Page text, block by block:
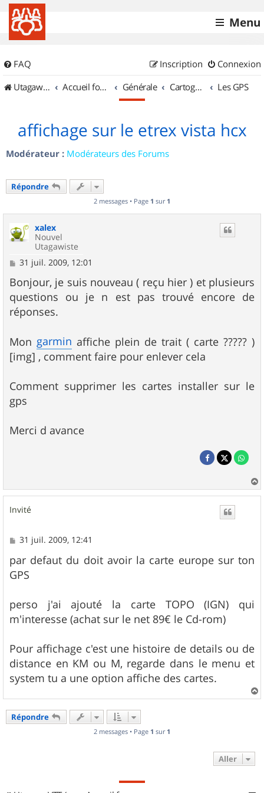
Menu
FAQ Connexion
Inscription
UtagawaVTT (Randos VTT et VTTAE avec traces GPS)
Accueil forum Générale Cartographie et GPS Les GPS
affichage sur le etrex vista hcx
Modérateur : Modérateurs des Forums
Répondre
2 messages • Page 1 sur 1
xalex
Nouvel
Utagawiste
M
s
s
a
g
e
31 juil. 2009, 12:01
Bonjour, je suis nouveau ( reçu hier ) et plusieurs
questions ou je n est pas trouvé encore de
réponses.
Mon garmin affiche plein de trait ( carte ????? )
[img] , comment faire pour enlever cela
Comment supprimer les cartes installer sur le
gps
Merci d avance
a
Invité
M
s
s
a
31 juil. 2009, 12:41
par defaut du doit avoir la carte europe sur ton
GPS
perso j'ai ajouté la carte TOPO (IGN) qui
m'interesse (achat sur le net 89€ le Cd-rom)
Pour affichage c'est une histoire de details ou de
distance en KM ou M, regarde dans le menu et
system tu a une option affiche des cartes.
a
Répondre
2 messages • Page 1 sur 1
Aller